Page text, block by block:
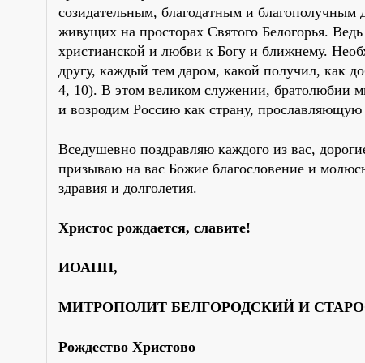
созидательным, благодатным и
живущих на просторах Святого Белогорья.
христианской и любви к Богу и ближнему.
другу, каждый тем даром, какой получил, как
4, 10). В этом великом служении, братолюбии
и возродим Россию как страну,
Вседушевно поздравляю каждого из вас,
призываю на вас Божие благословение и
здравия и долголетия.
Христос рождается, славите!
ИОАНН,
МИТРОПОЛИТ БЕЛГОРОДСКИЙ И
Рождество Христово